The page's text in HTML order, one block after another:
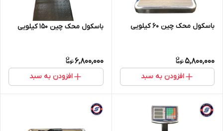
باسکول محک چین 60 کیلویی
5,800,000
افزودن به سبد
باسکول محک چین 150 کیلویی
6,800,000
افزودن به سبد